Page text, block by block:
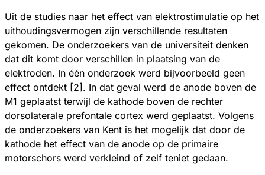
Uit de studies naar het effect van elektrostimulatie op het
uithoudingsvermogen zijn verschillende resultaten
gekomen. De onderzoekers van de universiteit denken
dat dit komt door verschillen in plaatsing van de
elektroden. In één onderzoek werd bijvoorbeeld geen
effect ontdekt [2]. In dat geval werd de anode boven de
M1 geplaatst terwijl de kathode boven de rechter
dorsolaterale prefontale cortex werd geplaatst. Volgens
de onderzoekers van Kent is het mogelijk dat door de
kathode het effect van de anode op de primaire
motorschors werd verkleind of zelf teniet gedaan.